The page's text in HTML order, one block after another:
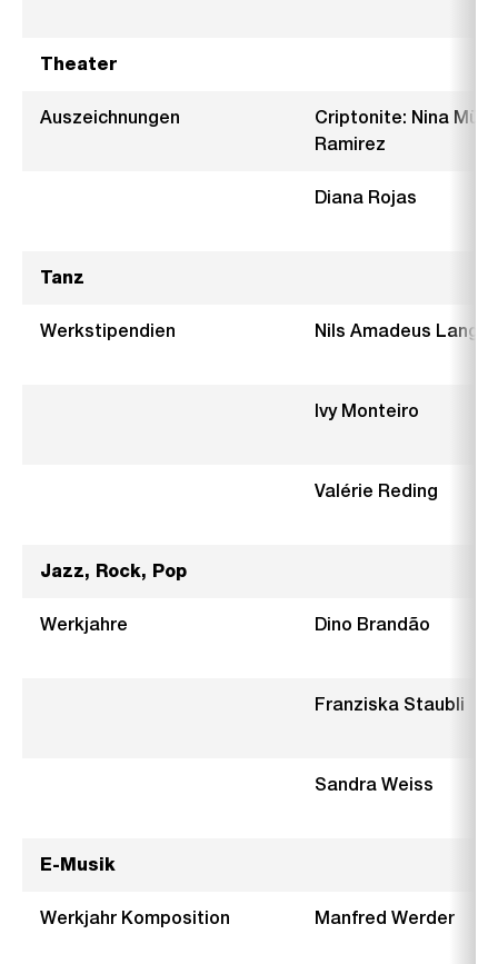
Theater
Auszeichnungen
Criptonite: Nina
Ramirez
Diana Rojas
Tanz
Werkstipendien Nils Amadeus Lange
Ivy Monteiro
Valérie Reding
Jazz, Rock, Pop
Werkjahre Dino Brandão
Franziska Staubli
Sandra Weiss
E-Musik
Werkjahr Komposition Manfred Werder